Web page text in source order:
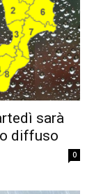
sarà
diffuso
0